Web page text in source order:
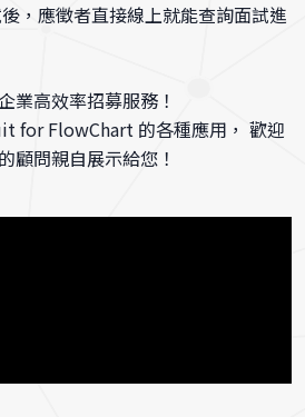
，應徵者直接線上就能查詢面試進
業高效率招募服務！
for FlowChart 的各種應用， 歡迎
顧問親自展示給您！